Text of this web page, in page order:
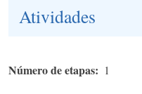
Atividades
Número de etapas 1